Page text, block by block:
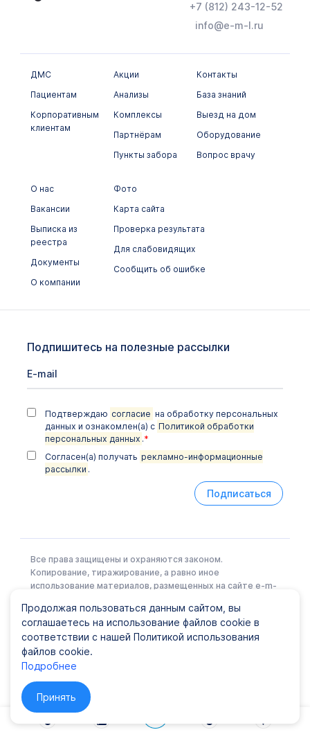
+7 (812) 243-12-52
info@e-m-l.ru
ДМС
Пациентам
Корпоративным
клиентам
Акции
Анализы
Комплексы
Партнёрам
Пункты забора
Контакты
База знаний
Выезд на дом
Оборудование
Вопрос врачу
О нас
Вакансии
Выписка из
реестра
Документы
О компании
Фото
Карта сайта
Проверка результата
Для слабовидящих
Сообщить об ошибке
Подпишитесь на полезные рассылки
Подтверждаю согласие на обработку персональных
данных и ознакомлен(а) с Политикой обработки
персональных данных .*
Согласен(а) получать рекламно-информационные
рассылки .
Подписаться
Все права защищены и охраняются законом.
Копирование, тиражирование, а равно иное
использование материалов, размещенных на сайте e-m-
Правообладателя.
Политика конфиденциальности
© ООО EML, 2022 Лицензия № Л041-01148-78/00337441
от 25 июня 2019 г., ООО "ЕМЛ"
Продолжая пользоваться данным сайтом, вы
соглашаетесь на использование файлов cookie в
соответствии с нашей Политикой использования
файлов cookie.
Подробнее
Принять